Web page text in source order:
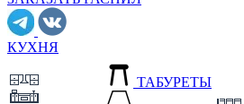
КУХНЯ
ТАБУРЕТЫ